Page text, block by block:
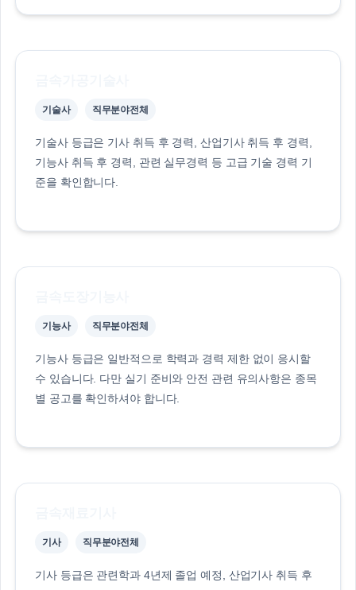
기술사 직무분야전체
기술사 등급은 기사 취득 후 경력, 산업기사 취득 후 경력,
기능사 취득 후 경력, 관련 실무경력 등 고급 기술 경력 기
준을 확인합니다.
기능사 직무분야전체
기능사 등급은 일반적으로 학력과 경력 제한 없이 응시할
수 있습니다. 다만 실기 준비와 안전 관련 유의사항은 종목
별 공고를 확인하셔야 합니다.
기사 직무분야전체
기사 등급은 관련학과 4년제 졸업 예정, 산업기사 취득 후